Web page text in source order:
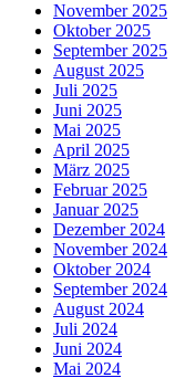
November 2025
Oktober 2025
September 2025
August 2025
Juli 2025
Juni 2025
Mai 2025
April 2025
März 2025
Februar 2025
Januar 2025
Dezember 2024
November 2024
Oktober 2024
September 2024
August 2024
Juli 2024
Juni 2024
Mai 2024